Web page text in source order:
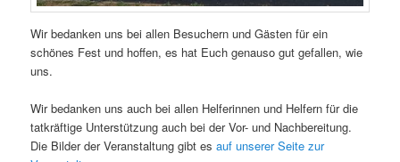
Wir bedanken uns bei allen Besuchern und Gästen für ein
schönes Fest und hoffen, es hat Euch genauso gut gefallen, wie
uns.
Wir bedanken uns auch bei allen Helferinnen und Helfern für die
tatkräftige Unterstützung auch bei der Vor- und Nachbereitung.
Die Bilder der Veranstaltung gibt esauf unserer Seite zur